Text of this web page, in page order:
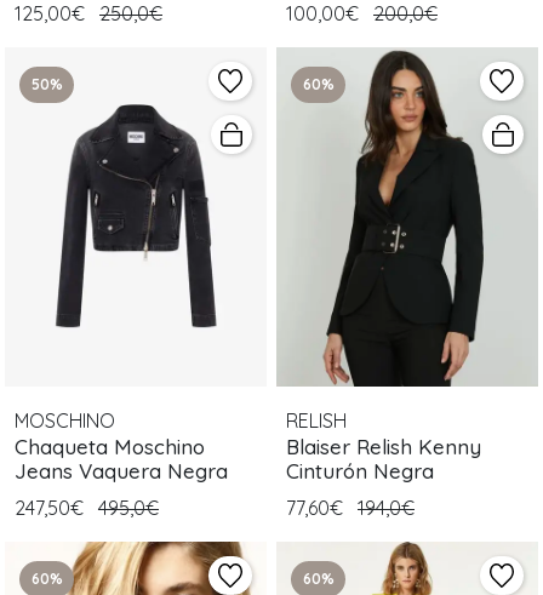
125,00€ 250,0€ 100,00€ 200,0€
50%
MOSCHINO
Chaqueta Moschino
Jeans Vaquera Negra
247,50€ 495,0€
60%
RELISH
Blaiser Relish Kenny
Cinturón Negra
77,60€ 194,0€
60% 60%